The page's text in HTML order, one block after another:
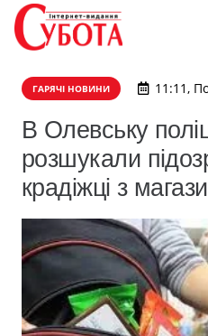
ГАРЯЧІ НОВИНИ 11:11,
В Олевську
розшукали
крадіжці з